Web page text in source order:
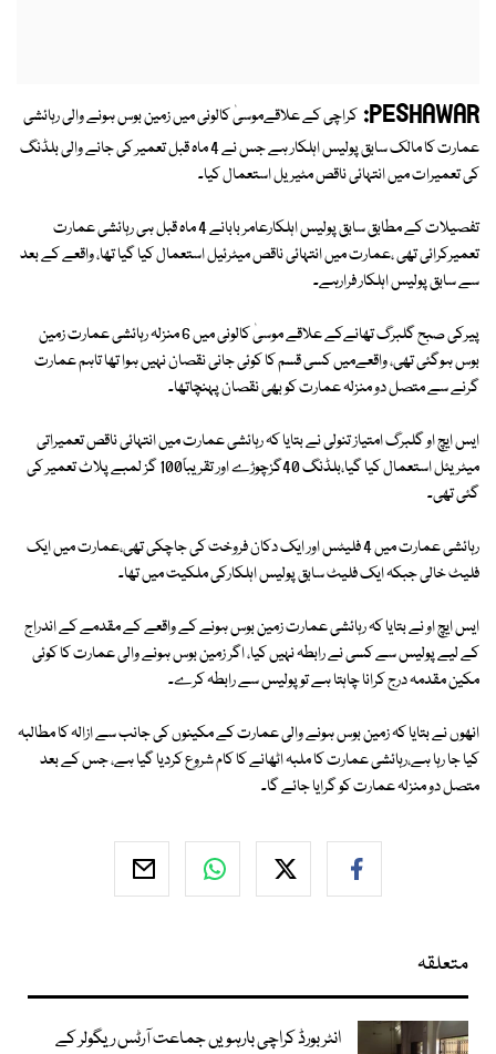
PESHAWAR: کراچی کے علاقےموسیٰ کالونی میں زمین بوس ہونے والی رہائشی
عمارت کا مالک سابق پولیس اہلکار ہے جس نے 4 ماہ قبل تعمیر کی جانے والی بلڈنگ
کی تعمیرات میں انتہائی ناقص مٹیریل استعمال کیا۔
تفصیلات کے مطابق سابق پولیس اہلکارعامر بابانے 4 ماہ قبل ہی رہائشی عمارت
تعمیرکرائی تھی ،عمارت میں انتہائی ناقص میٹرئیل استعمال کیا گیا تھا، واقعے کے بعد
سے سابق پولیس اہلکار فرارہے۔
پیرکی صبح گلبرگ تھانےکے علاقے موسیٰ کالونی میں 6 منزلہ رہائشی عمارت زمین
بوس ہوگئی تھی، واقعےمیں کسی قسم کا کوئی جانی نقصان نہیں ہوا تھا تاہم عمارت
گرنے سے متصل دو منزلہ عمارت کو بھی نقصان پہنچاتھا۔
ایس ایچ او گلبرگ امتیاز تنولی نے بتایا کہ رہائشی عمارت میں انتہائی ناقص تعمیراتی
میٹریئل استعمال کیا گیا،بلڈنگ 40گزچوڑے اور تقریباً100 گز لمبے پلاٹ تعمیر کی
گئی تھی۔
رہائشی عمارت میں 4 فلیٹس اور ایک دکان فروخت کی جاچکی تھی،عمارت میں ایک
فلیٹ خالی جبکہ ایک فلیٹ سابق پولیس اہلکارکی ملکیت میں تھا۔
ایس ایچ او نے بتایا کہ رہائشی عمارت زمین بوس ہونے کے واقعے کے مقدمے کے اندراج
کے لیے پولیس سے کسی نے رابطہ نہیں کیا، اگر زمین بوس ہونے والی عمارت کا کوئی
مکین مقدمہ درج کرانا چاہتا ہے تو پولیس سے رابطہ کرے۔
انھوں نے بتایا کہ زمین بوس ہونے والی عمارت کے مکینوں کی جانب سے ازالہ کا مطالبہ
کیا جا رہا ہے،رہائشی عمارت کا ملبہ اٹھانے کا کام شروع کردیا گیا ہے، جس کے بعد
متصل دو منزلہ عمارت کو گرایا جائے گا۔
متعلقہ
انٹر بورڈ کراچی بارہویں جماعت آرٹس ریگولر کے